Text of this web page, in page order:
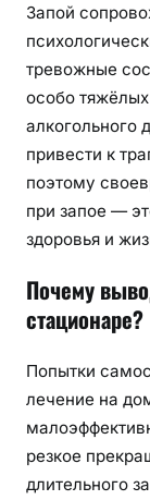
Запой
тревожные
особо
алкогольного
привести к
поэтому
при запое —
здоровья и
Почему
стационаре?
Попытки
лечение на
резкое
длительного